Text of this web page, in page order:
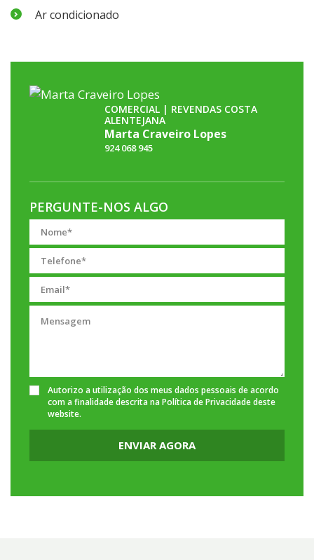
Ar condicionado
COMERCIAL | REVENDAS COSTA
ALENTEJANA
Marta Craveiro Lopes
924 068 945
PERGUNTE-NOS ALGO
Autorizo a utilização dos meus dados pessoais de acordo
com a finalidade descrita na Política de Privacidadedeste
website.
ENVIAR AGORA